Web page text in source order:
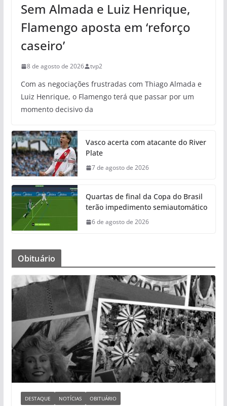
Sem Almada e Luiz Henrique,
Flamengo aposta em ‘reforço
caseiro’
8 de agosto de 2026 tvp2
Com as negociações frustradas com Thiago Almada e
Luiz Henrique, o Flamengo terá que passar por um
momento decisivo da
Vasco acerta com atacante do River
Plate
7 de agosto de 2026
Quartas de final da Copa do Brasil
terão impedimento semiautomático
6 de agosto de 2026
Obituário
DESTAQUE NOTÍCIAS OBITUÁRIO